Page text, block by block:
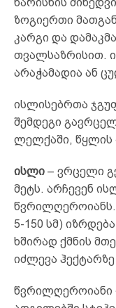
ზოგიერთი
კარგი და
თვალსაზრისით.
არაჭამადია ან
ისლისებრთა
შემდეგი
ლელქაში, წყლის
ისლი – ვრცელი
მეტს. არჩევენ
5-150 სმ)
ხშირად ქმნის
იძლევა
წვრილღეროიანი